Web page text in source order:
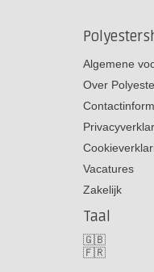
Algemene
Over
Vacatures
Zakelijk
Taal
🇬🇧
🇫🇷